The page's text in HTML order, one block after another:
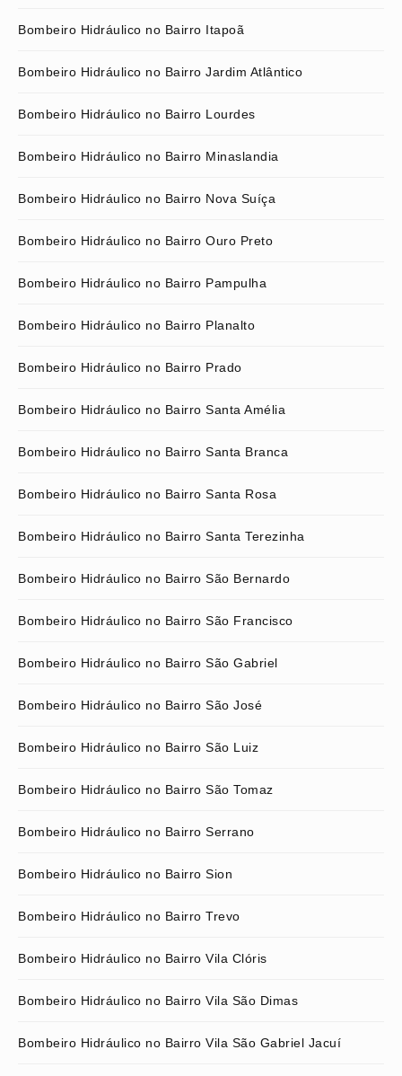
Bombeiro Hidráulico no Bairro Itapoã
Bombeiro Hidráulico no Bairro Jardim Atlântico
Bombeiro Hidráulico no Bairro Lourdes
Bombeiro Hidráulico no Bairro Minaslandia
Bombeiro Hidráulico no Bairro Nova Suíça
Bombeiro Hidráulico no Bairro Ouro Preto
Bombeiro Hidráulico no Bairro Pampulha
Bombeiro Hidráulico no Bairro Planalto
Bombeiro Hidráulico no Bairro Prado
Bombeiro Hidráulico no Bairro Santa Amélia
Bombeiro Hidráulico no Bairro Santa Branca
Bombeiro Hidráulico no Bairro Santa Rosa
Bombeiro Hidráulico no Bairro Santa Terezinha
Bombeiro Hidráulico no Bairro São Bernardo
Bombeiro Hidráulico no Bairro São Francisco
Bombeiro Hidráulico no Bairro São Gabriel
Bombeiro Hidráulico no Bairro São José
Bombeiro Hidráulico no Bairro São Luiz
Bombeiro Hidráulico no Bairro São Tomaz
Bombeiro Hidráulico no Bairro Serrano
Bombeiro Hidráulico no Bairro Sion
Bombeiro Hidráulico no Bairro Trevo
Bombeiro Hidráulico no Bairro Vila Clóris
Bombeiro Hidráulico no Bairro Vila São Dimas
Bombeiro Hidráulico no Bairro Vila São Gabriel Jacuí